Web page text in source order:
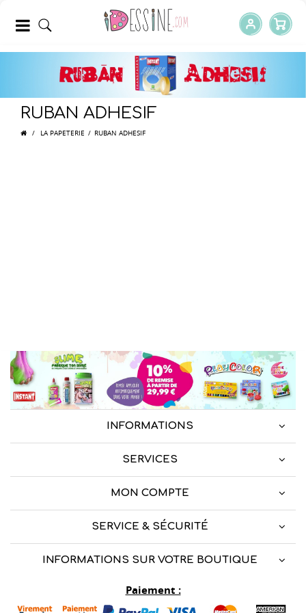
RUBAN ADHESIF
/ LA PAPETERIE / RUBAN ADHESIF
Paiement :
INFORMATIONS
SERVICES
SERVICE & SÉCURITÉ
MON COMPTE
INFORMATIONS SUR VOTRE BOUTIQUE